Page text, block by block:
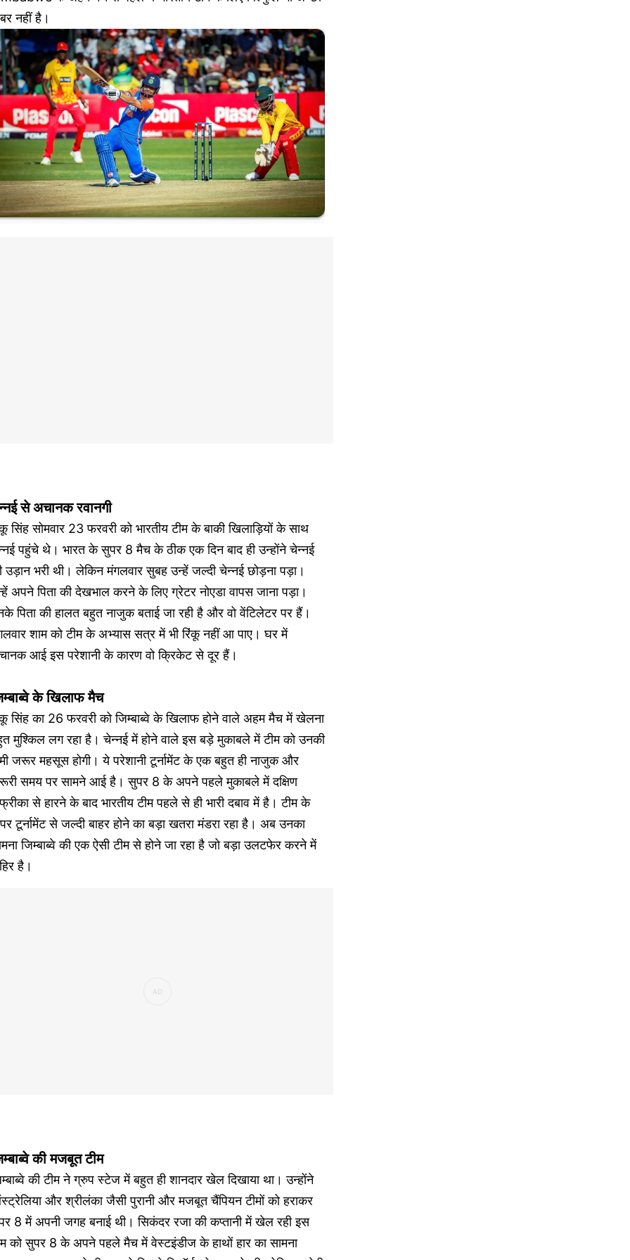
नहीं है।
से अचानक रवानगी
सिंह सोमवार 23 फरवरी को भारतीय टीम के बाकी खिलाड़ियों के साथ
पहुंचे थे। भारत के सुपर 8 मैच के ठीक एक दिन बाद ही उन्होंने चेन्नई
उड़ान भरी थी। लेकिन मंगलवार सुबह उन्हें जल्दी चेन्नई छोड़ना पड़ा।
अपने पिता की देखभाल करने के लिए ग्रेटर नोएडा वापस जाना पड़ा।
पिता की हालत बहुत नाजुक बताई जा रही है और वो वेंटिलेटर पर हैं।
शाम को टीम के अभ्यास सत्र में भी रिंकू नहीं आ पाए। घर में
आई इस परेशानी के कारण वो क्रिकेट से दूर हैं।
के खिलाफ मैच
सिंह का 26 फरवरी को जिम्बाब्वे के खिलाफ होने वाले अहम मैच में खेलना
मुश्किल लग रहा है। चेन्नई में होने वाले इस बड़े मुकाबले में टीम को उनकी
जरूर महसूस होगी। ये परेशानी टूर्नामेंट के एक बहुत ही नाजुक और
समय पर सामने आई है। सुपर 8 के अपने पहले मुकाबले में दक्षिण
से हारने के बाद भारतीय टीम पहले से ही भारी दबाव में है। टीम के
टूर्नामेंट से जल्दी बाहर होने का बड़ा खतरा मंडरा रहा है। अब उनका
जिम्बाब्वे की एक ऐसी टीम से होने जा रहा है जो बड़ा उलटफेर करने में
है।
की मजबूत टीम
की टीम ने ग्रुप स्टेज में बहुत ही शानदार खेल दिखाया था। उन्होंने
और श्रीलंका जैसी पुरानी और मजबूत चैंपियन टीमों को हराकर
8 में अपनी जगह बनाई थी। सिकंदर रजा की कप्तानी में खेल रही इस
को सुपर 8 के अपने पहले मैच में वेस्टइंडीज के हाथों हार का सामना